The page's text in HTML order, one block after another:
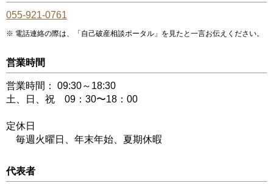
055-921-0761
電話連絡の際は、「自己破産相談ポータル」を見たと一言お伝えください。
営業時間
営業時間： 09:30～18:30
土、日、祝 09：30〜18：00
定休日
毎週火曜日、年末年始、夏期休暇
代表者